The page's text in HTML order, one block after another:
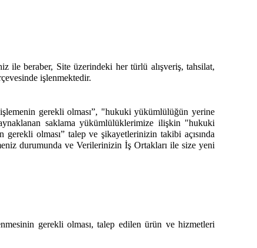
ile beraber, Site üzerindeki her türlü alışveriş, tahsilat,
işlenmektedir.
gerekli olması”, "hukuki yükümlülüğün yerine
saklama yükümlülüklerimize ilişkin "hukuki
olması” talep ve şikayetlerinizin takibi açısında
durumunda ve Verilerinizin İş Ortakları ile size yeni
gerekli olması, talep edilen ürün ve hizmetleri